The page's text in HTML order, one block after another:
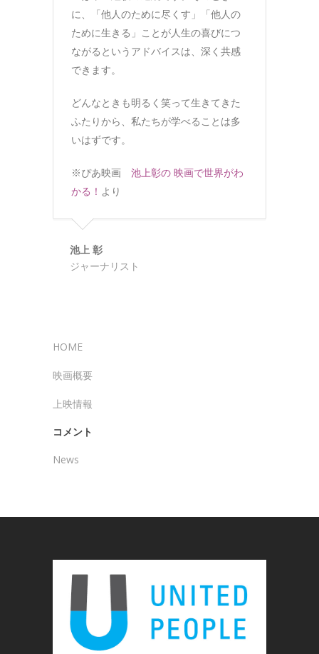
に、「他人のために尽くす」「他人の
ために生きる」ことが人生の喜びにつ
ながるというアドバイスは、深く共感
できます。
どんなときも明るく笑って生きてきた
ふたりから、私たちが学べることは多
いはずです。
※ぴあ映画 池上彰の 映画で世界がわ
かる！ より
池上 彰
ジャーナリスト
HOME
映画概要
上映情報
コメント
News